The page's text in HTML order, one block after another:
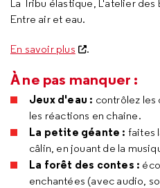
La Tribu élastique, L'atelier des
Entre air et eau.
En savoir plus .
À ne pas manquer :
Jeux d'eau : contrôlez les
les réactions en chaine.
La petite géante : faites
câlin, en jouant de la
La forêt des contes :
enchantées (avec audio,